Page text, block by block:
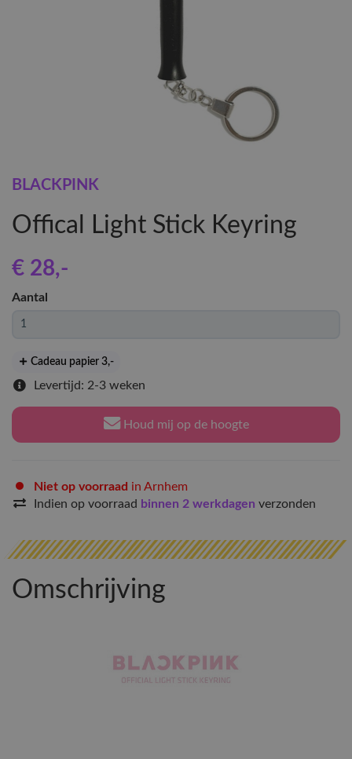
BLACKPINK
Offical Light Stick Keyring
€ 28,-
Aantal
Cadeau papier 3,-
Levertijd: 2-3 weken
Houd mij op de hoogte
Niet op voorraad in Arnhem
Indien op voorraad binnen 2 werkdagen verzonden
Omschrijving